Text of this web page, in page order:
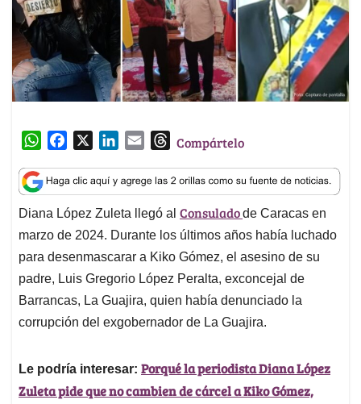
W
a
t
s
A
p
p
c
e
b
o
o
k
n
k
e
d
I
n
a
i
l
T
r
e
a
d
s
Compártelo
Diana López Zuleta llegó al Consuladode Caracas en
marzo de 2024. Durante los últimos años había luchado
para desenmascarar a Kiko Gómez, el asesino de su
padre, Luis Gregorio López Peralta, exconcejal de
Barrancas, La Guajira, quien había denunciado la
corrupción del exgobernador de La Guajira.
Le podría interesar: Porqué la periodista Diana López
Zuleta pide que no cambien de cárcel a Kiko Gómez,